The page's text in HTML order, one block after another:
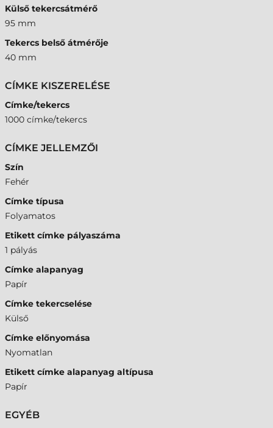
Külső tekercsátmérő
95 mm
Tekercs belső átmérője
40 mm
CÍMKE KISZERELÉSE
Címke/tekercs
1000 címke/tekercs
CÍMKE JELLEMZŐI
Szín
Fehér
Címke típusa
Folyamatos
Etikett címke pályaszáma
1 pályás
Címke alapanyag
Papír
Címke tekercselése
Külső
Címke előnyomása
Nyomatlan
Etikett címke alapanyag altípusa
Papír
EGYÉB